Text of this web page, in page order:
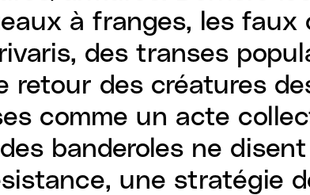
à franges, les
des transes
retour des créatures
comme un acte
banderoles ne
une stratégie